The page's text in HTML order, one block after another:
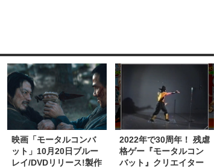
映画「モータルコンバ
ット」10月20日ブルー
レイ/DVDリリース!製作
2022年で30周年！ 残虐
格ゲー『モータルコン
バット』クリエイター